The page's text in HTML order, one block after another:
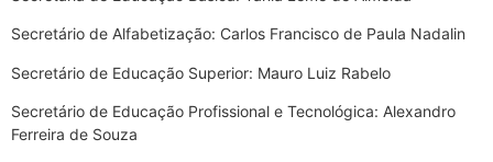
Secretário de Alfabetização: Carlos Francisco de Paula Nadalin
Secretário de Educação Superior: Mauro Luiz Rabelo
Secretário de Educação Profissional e Tecnológica: Alexandro
Ferreira de Souza